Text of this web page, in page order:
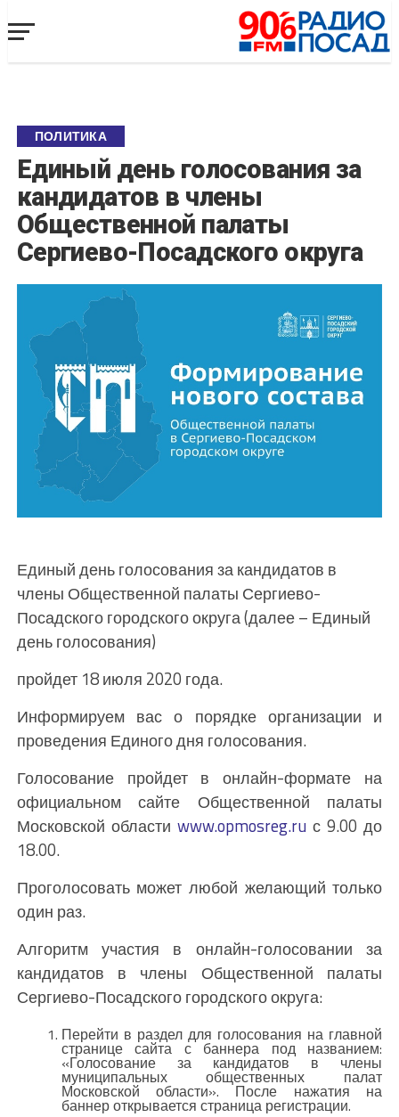
ПОЛИТИКА
Единый день голосования за
кандидатов в члены
Общественной палаты
Сергиево-Посадского округа
Единый день голосования за кандидатов в
члены Общественной палаты Сергиево-
Посадского городского округа (далее – Единый
день голосования)
пройдет 18 июля 2020 года.
Информируем вас о порядке организации и
проведения Единого дня голосования.
Голосование пройдет в онлайн-формате на
официальном сайте Общественной палаты
Московской области www.opmosreg.ruс 9.00 до
18.00.
Проголосовать может любой желающий только
один раз.
Алгоритм участия в онлайн-голосовании за
кандидатов в члены Общественной палаты
Сергиево-Посадского городского округа:
Перейти в раздел для голосования на главной
странице сайта с баннера под названием:
«Голосование за кандидатов в члены
муниципальных общественных палат
Московской области». После нажатия на
баннер открывается страница регистрации.